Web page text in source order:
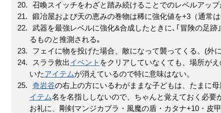
召喚スイッチをわざと踏み続けることでのレベルアッ
鍛冶屋および天の恵みの巻物は稀に強化値を+3（通常
武器を最強レベルに強化&合成したときに､｢冒険の足
るものと推測される｡
フェイに物を投げた場合、敵になって襲ってくる。(外
スララ救出イベント をクリアしていなくても、場所が
いたアイテムが消えているので特に意味はない。
奇岩谷の右上の方にいるわがままな子どもは、たまに
イテム名を名指ししないので、ちゃんと覚えておく必要
お礼に、剛剣マンジカブラ・風魔の盾・カタナ+10・皮